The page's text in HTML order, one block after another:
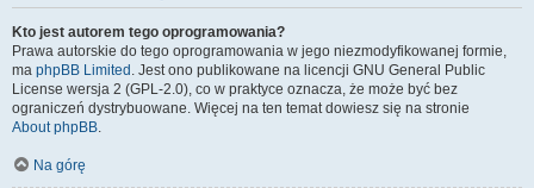
Kto jest autorem tego oprogramowania?
Prawa autorskie do tego oprogramowania w jego niezmodyfikowanej formie,
ma phpBB Limited . Jest ono publikowane na licencji GNU General Public
License wersja 2 (GPL-2.0), co w praktyce oznacza, że może być bez
ograniczeń dystrybuowane. Więcej na ten temat dowiesz się na stronie
About phpBB.
Na górę